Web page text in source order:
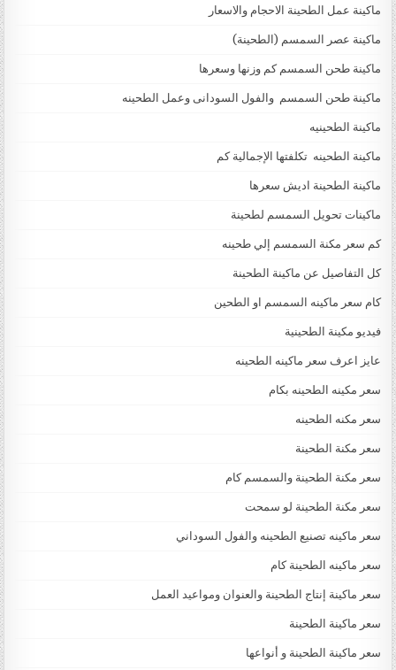
ماكينة عمل الطحينة الاحجام والاسعار
ماكينة عصر السمسم (الطحينة)
ماكينة طحن السمسم كم وزنها وسعرها
ماكينة طحن السمسم والفول السودانى وعمل الطحينه
ماكينة الطحينيه
ماكينة الطحينه تكلفتها الإجمالية كم
ماكينة الطحينة اديش سعرها
ماكينات تحويل السمسم لطحينة
كم سعر مكنة السمسم إلي طحينه
كل التفاصيل عن ماكينة الطحينة
كام سعر ماكينه السمسم او الطحين
فيديو مكينة الطحينية
عايز اعرف سعر ماكينه الطحينه
سعر مكينه الطحينه بكام
سعر مكنه الطحينه
سعر مكنة الطحينة
سعر مكنة الطحينة والسمسم كام
سعر مكنة الطحينة لو سمحت
سعر ماكينه تصنيع الطحينه والفول السوداني
سعر ماكينه الطحينة كام
سعر ماكينة إنتاج الطحينة والعنوان ومواعيد العمل
سعر ماكينة الطحينة
سعر ماكينة الطحينة و أنواعها